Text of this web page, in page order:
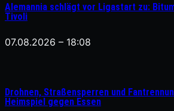
Alemannia schlägt vor Ligastart zu:
Tivoli
07.08.2026 – 18:08
Drohnen, Straßensperren und
Heimspiel gegen Essen